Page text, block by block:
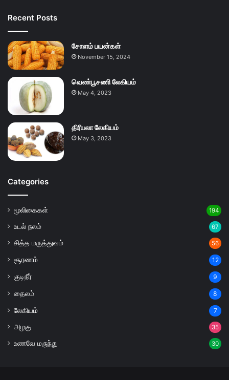
Recent Posts
சோளம் பயன்கள்
November 15, 2024
வெண்பூசணி லேகியம்
May 4, 2023
திரிபலா லேகியம்
May 3, 2023
Categories
மூலிகைகள் 194
உடல் நலம் 67
சித்த மருத்துவம் 56
சூரணம் 12
குடிநீர் 9
தைலம் 8
லேகியம் 7
அழகு 35
உணவே மருந்து 30